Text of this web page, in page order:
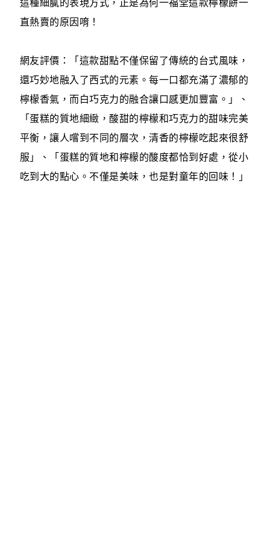
這種細膩的表現方式，正是為何一福堂這款檸檬餅一
直熱賣的原因唷！
網友評價：「這款甜點不僅保留了傳統的台式風味，
還巧妙地融入了西式的元素。每一口都充滿了濃郁的
檸檬香氣，而白巧克力的融合讓口感更加豐富。」、
「蛋糕的質地細緻，酸甜的檸檬和巧克力的甜味完美
平衡，讓人嚐到不同的層次，清香的檸檬吃起來很舒
服」、「蛋糕的質地和檸檬的酸度都恰到好處，從小
吃到大的點心。不僅是美味，也是對童年的回味！」